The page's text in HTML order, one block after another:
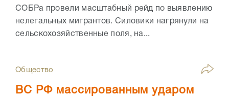
СОБРа провели масштабный рейд по выявлению
нелегальных мигрантов. Силовики нагрянули на
сельскохозяйственные поля, на...
Общество
ВС РФ массированным ударом